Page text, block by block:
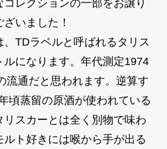
レクションの一部をお譲り
いました！
TDラベルと呼ばれるタリス
ルになります。年代測定1974
流通だと思われます。逆算す
頃蒸留の原酒が使われている
リスカーとは全く別物で味わ
ト好きには喉から手が出る